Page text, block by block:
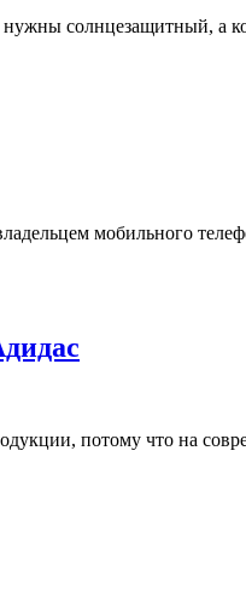
солнцезащитный, а
мобильного
потому что на